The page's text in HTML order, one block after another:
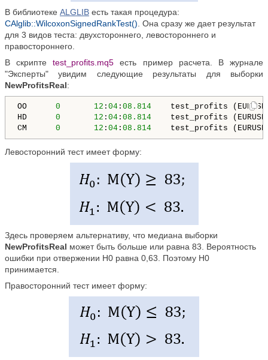
В библиотеке ALGLIB есть такая процедура:
CAlglib::WilcoxonSignedRankTest() . Она сразу же дает результат
для 3 видов теста: двухстороннего, левостороннего и
правостороннего.
В скриптеtest_profits.mq5 есть пример расчета. В журнале
"Эксперты" увидим следующие результаты для выборки
NewProfitsReal:
OO 0 12 : 04 : 08.814 test_profits
HD 0 12 : 04 : 08.814 test_profits
CM 0 12 : 04 : 08.814 test_profits
Левосторонний тест имеет форму:
Здесь проверяем альтернативу, что медиана выборки
NewProfitsReal может быть больше или равна 83. Вероятность
ошибки при отвержении H0 равна 0,63. Поэтому H0
принимается.
Правосторонний тест имеет форму: